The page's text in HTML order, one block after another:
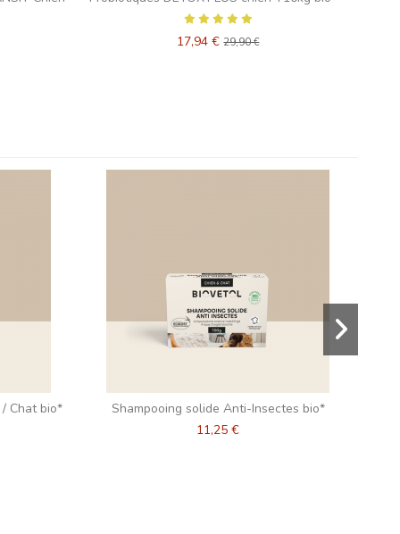
17,94 €29,90 €
Chat bio*
Shampooing solide Anti-Insectes bio*
11,25 €